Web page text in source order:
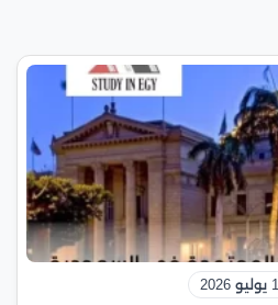
1 يوليو 2026